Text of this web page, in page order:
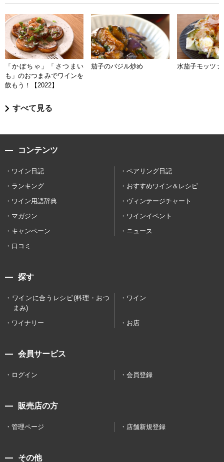
「かぼちゃ」「さつまい
も」のおつまみでワインを
飲もう！【2022】
茄子のバジル炒め 水茄子モッツァ
すべて見る
コンテンツ
ワイン日記
ペアリング日記
ランキング
おすすめワイン＆レシピ
ワイン用語辞典
ヴィンテージチャート
マガジン
ワインイベント
キャンペーン
ニュース
口コミ
探す
ワインに合うレシピ(料理・おつ
まみ)
ワイン
ワイナリー お店
会員サービス
ログイン 会員登録
販売店の方
管理ページ 店舗新規登録
その他